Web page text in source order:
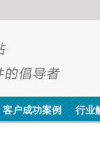
客户成功案例 行业